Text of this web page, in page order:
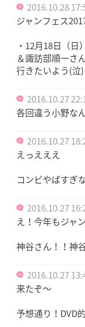
2016.10.28
ジャンフェス
・12月18日（
＆諏訪部順一さ
行きたいよう(泣)
2016.10.27
各回違う小野な
2016.10.27
えっえええ
コンビやばすぎ
2016.10.27
え！今年もジャ
神谷さん！！神
2016.10.27
来たぞ～
予想通り！DVD